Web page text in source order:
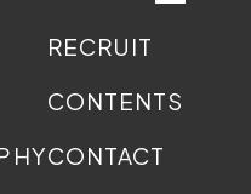
RECRUIT
CONTENTS
CONTACT